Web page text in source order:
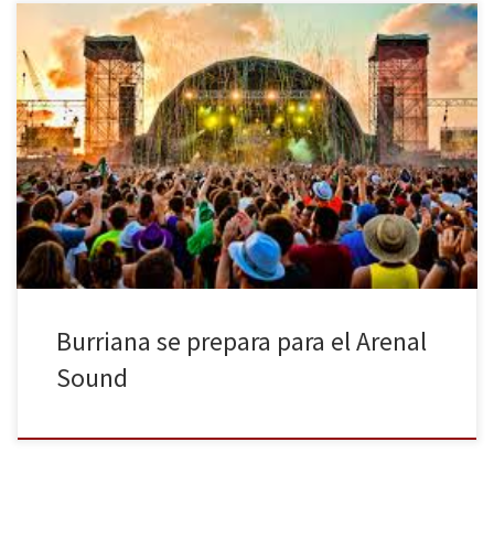
Se aproximan las fechas más multitudinarias de todo el año en la
Playa de Burriana con el festival de música Arenal Sound. El Arenal
Sound es un festival de música independiente, indie y electrónica.
Se lleva a cabo en la Playa El Arenal, en la población de Burriana
(Castellón, Comunidad Valenciana). El […]
Burriana se prepara para el Arenal
Sound